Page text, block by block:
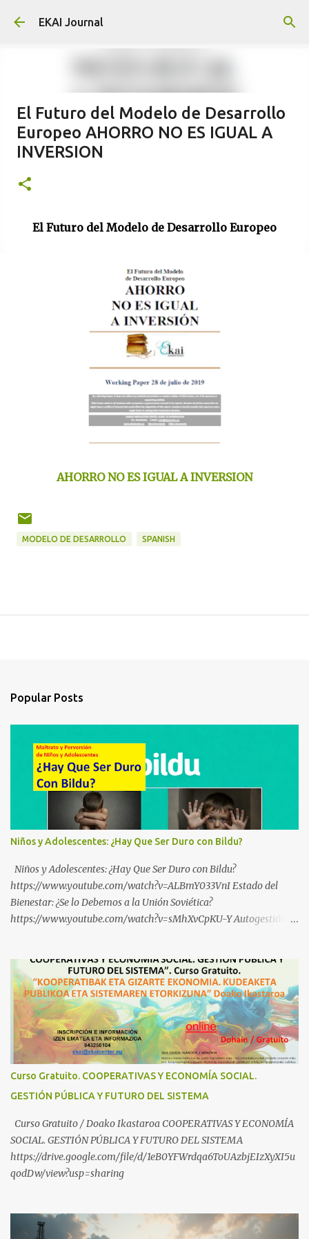
EKAI Journal
El Futuro del Modelo de Desarrollo
Europeo AHORRO NO ES IGUAL A
INVERSION
El Futuro del Modelo de Desarrollo Europeo
AHORRO NO ES IGUAL A INVERSION
MODELO DE DESARROLLO SPANISH
Popular Posts
Niños y Adolescentes: ¿Hay Que Ser Duro con Bildu?
Niños y Adolescentes: ¿Hay Que Ser Duro con Bildu?
https://www.youtube.com/watch?v=ALBmY033VnI Estado del
Bienestar: ¿Se lo Debemos a la Unión Soviética?
https://www.youtube.com/watch?v=sMhXvCpKU-Y Autogestión
Industrial https://www.youtube.com/shorts/dGKjgqEvRHk
¿Conoces los nuevos canales de BABESTU? Si quieres hacer algo, o
compartir ideas, para proteger a los niños y adolescentes vascos
frente a abusos y manipulaciones: BABESTUren kanal berriak
ezagutzen dituzu? Euskal haurrak eta nerabeak abusu eta
manipulazioetatik babesteko zerbait egin nahi baduzu, edo ideiak
partekatu nahi badituzu: Telegram :
https://whatsapp.com/channel/0029VbBW56k0LKZJWzQyoE1T
SÍGUENOS EN YOUTUBE: https://www.youtube.com/@ekaicenter?
sub_confirmation=1
Curso Gratuito. COOPERATIVAS Y ECONOMÍA SOCIAL.
GESTIÓN PÚBLICA Y FUTURO DEL SISTEMA
Curso Gratuito / Doako Ikastaroa COOPERATIVAS Y ECONOMÍA
SOCIAL. GESTIÓN PÚBLICA Y FUTURO DEL SISTEMA
https://drive.google.com/file/d/1eB0YFWrdqa6ToUAzbjEIzXyXI5u
qodDw/view?usp=sharing